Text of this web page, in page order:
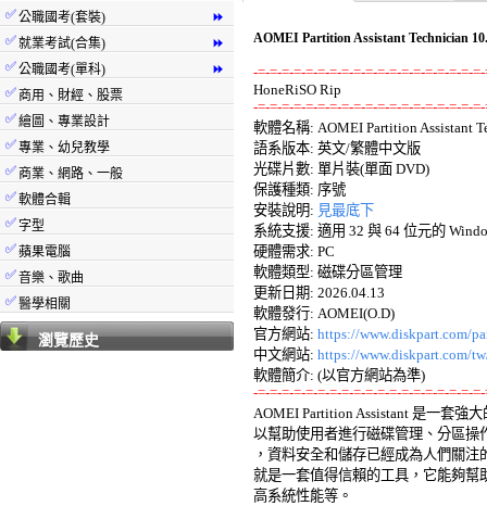
⏩
✅公職國考(套裝)
⏩
✅就業考試(合集)
⏩
✅公職國考(單科)
✅ 商用、財經、股票
✅繪圖、專業設計
✅專業、幼兒教學
✅ 商業、網路、一般
✅軟體合輯
✅字型
✅蘋果電腦
✅音樂、歌曲
✅醫學相關
瀏覽歷史
AOMEI Partition Assistant Technician
-=-=-=-=-=-=-=-=-=-=-=-=-=-=-=-=-=-=-
-=-=-=-=-=-=-=-=-=-=-=-=-=-=-=-=-=-=-
軟體名稱: AOMEI Partition Assistant
語系版本: 英文/繁體中文版
光碟片數: 單片裝(單面 DVD)
保護種類: 序號
安裝說明: 見最底下
系統支援: 適用 32 與 64 位元的
硬體需求: PC
軟體類型: 磁碟分區管理
更新日期: 2026.04.13
軟體發行: AOMEI(O.D)
官方網站: https://www.diskpart.com/
中文網站: https://www.diskpart.com/
-=-=-=-=-=-=-=-=-=-=-=-=-=-=-=-=-=-=-
AOMEI Partition Assistant 是一套強
以幫助使用者進行磁碟管理、分區
，資料安全和儲存已經成為人們關
就是一套值得信賴的工具，它能夠
高系統性能等。